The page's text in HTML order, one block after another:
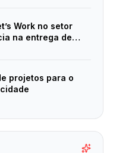
Work no setor
na entrega de
projetos para o